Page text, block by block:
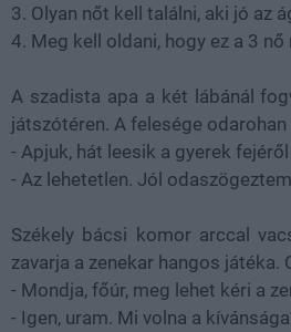
3. Olyan nőt kell találni, aki jó az
4. Meg kell oldani, hogy ez a 3
A szadista apa a két lábánál
játszótéren. A felesége
- Apjuk, hát leesik a gyerek
- Az lehetetlen. Jól
Székely bácsi komor arccal
zavarja a zenekar hangos játéka.
- Mondja, főúr, meg lehet kéri a
- Igen, uram. Mi volna a